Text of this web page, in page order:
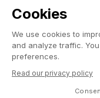
Cookies
We use cookies to
and analyze traffic.
preferences.
Read our privacy policy